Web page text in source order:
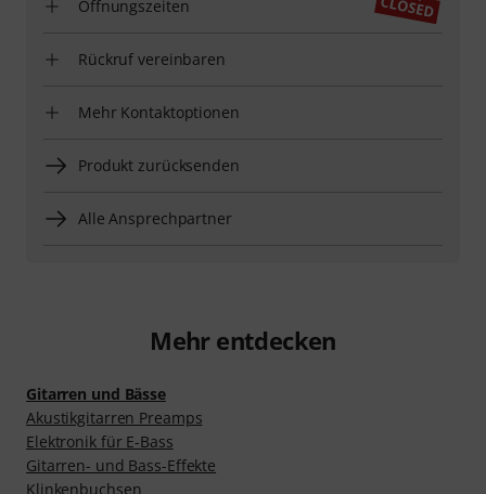
Öffnungszeiten
Rückruf vereinbaren
Mehr Kontaktoptionen
Produkt zurücksenden
Alle Ansprechpartner
Mehr entdecken
Gitarren und Bässe
Akustikgitarren Preamps
Elektronik für E-Bass
Gitarren- und Bass-Effekte
Klinkenbuchsen